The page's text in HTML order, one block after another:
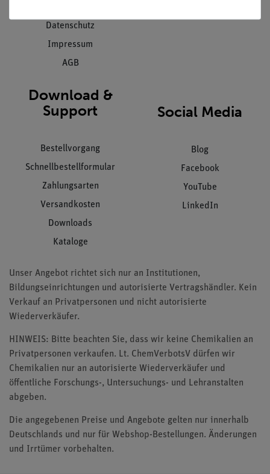
Datenschutz
Impressum
AGB
Download &
Support
Bestellvorgang
Schnellbestellformular
Zahlungsarten
Versandkosten
Downloads
Kataloge
Social Media
Blog
Facebook
YouTube
LinkedIn
Unser Angebot richtet sich nur an Institutionen,
Bildungseinrichtungen und autorisierte Vertragshändler. Kein
Verkauf an Privatpersonen und nicht autorisierte
Wiederverkäufer.
HINWEIS: Bitte beachten Sie, dass wir keine Chemikalien an
Privatpersonen verkaufen. Lt. ChemVerbotsV dürfen wir
Chemikalien nur an autorisierte Wiederverkäufer und
öffentliche Forschungs-, Untersuchungs- und Lehranstalten
abgeben.
Die angegebenen Preise und Angebote gelten nur innerhalb
Deutschlands und nur für Webshop-Bestellungen. Änderungen
und Irrtümer vorbehalten.